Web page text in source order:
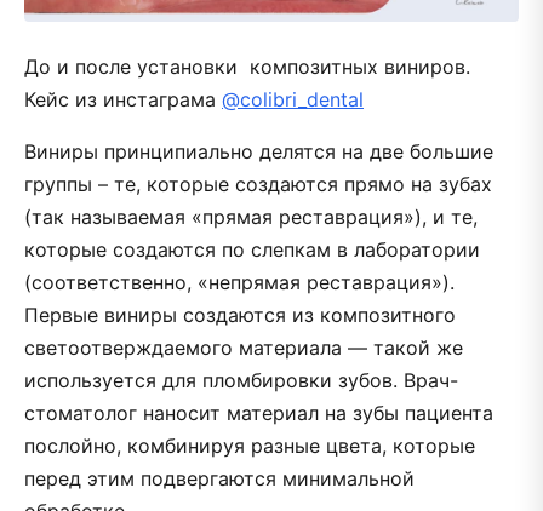
До и после установки композитных виниров.
Кейс из инстаграма @colibri_dental
Виниры принципиально делятся на две большие
группы – те, которые создаются прямо на зубах
(так называемая «прямая реставрация»), и те,
которые создаются по слепкам в лаборатории
(соответственно, «непрямая реставрация»).
Первые виниры создаются из композитного
светоотверждаемого материала — такой же
используется для пломбировки зубов. Врач-
стоматолог наносит материал на зубы пациента
послойно, комбинируя разные цвета, которые
перед этим подвергаются минимальной